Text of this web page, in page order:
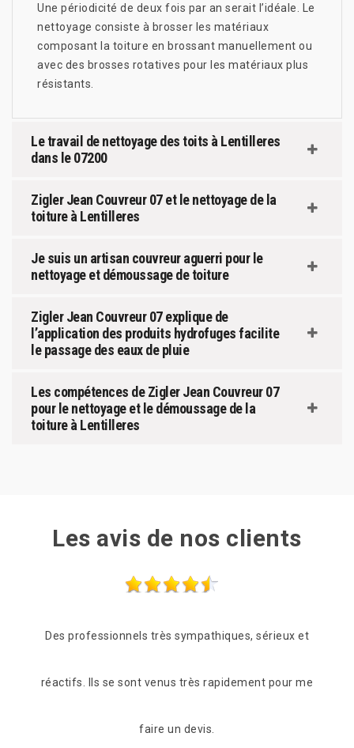
Une périodicité de deux fois par an serait l’idéale. Le
nettoyage consiste à brosser les matériaux
composant la toiture en brossant manuellement ou
avec des brosses rotatives pour les matériaux plus
résistants.
Le travail de nettoyage des toits à Lentilleres
dans le 07200
Zigler Jean Couvreur 07 et le nettoyage de la
toiture à Lentilleres
Je suis un artisan couvreur aguerri pour le
nettoyage et démoussage de toiture
Zigler Jean Couvreur 07 explique de
l’application des produits hydrofuges facilite
le passage des eaux de pluie
Les compétences de Zigler Jean Couvreur 07
pour le nettoyage et le démoussage de la
toiture à Lentilleres
Les avis de nos clients
Je recommande au top!!